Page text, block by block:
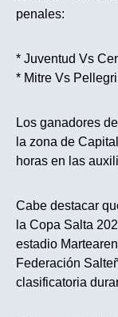
penales:
* Juventud Vs
* Mitre Vs
Los ganadores
la zona de
horas en las
Cabe destacar
la Copa Salta
estadio
Federación
clasificatoria